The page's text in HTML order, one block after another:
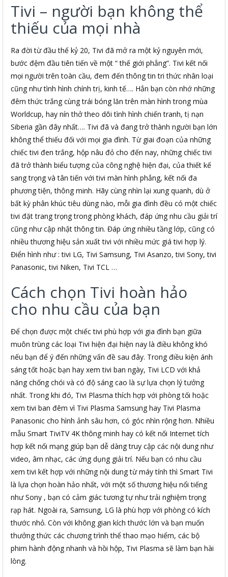
Tivi – người bạn không thể
thiếu của mọi nhà
Ra đời từ đầu thế kỷ 20, Tivi đã mở ra một kỷ nguyên mới,
bước đệm đầu tiên tiến về một “ thế giới phẳng”. Tivi kết nối
mọi người trên toàn cầu, đem đến thông tin tri thức nhân loại
cũng như tình hình chính trị, kinh tế…. Hẳn bạn còn nhớ những
đêm thức trắng cùng trái bóng lăn trên màn hình trong mùa
Worldcup, hay nín thở theo dõi tình hình chiến tranh, tị nạn
Siberia gần đây nhất…. Tivi đã và đang trở thành người bạn lớn
không thể thiếu đối với mọi gia đình. Từ giai đoạn của những
chiếc tivi đen trắng, hộp nâu đỏ cho đến nay, những chiếc tivi
đã trở thành biểu tượng của công nghệ hiện đại, của thiết kế
sang trọng và tân tiến với tivi màn hình phẳng, kết nối đa
phương tiện, thông minh. Hãy cùng nhìn lại xung quanh, dù ở
bất kỳ phân khúc tiêu dùng nào, mỗi gia đình đều có một chiếc
tivi đặt trang trọng trong phòng khách, đáp ứng nhu cầu giải trí
cũng như cập nhật thông tin. Đáp ứng nhiều tầng lớp, cũng có
nhiều thương hiệu sản xuất tivi với nhiều mức giá tivi hợp lý.
Điển hình như : tivi LG, Tivi Samsung, Tivi Asanzo, tivi Sony, tivi
Panasonic, tivi Niken, Tivi TCL …
Cách chọn Tivi hoàn hảo
cho nhu cầu của bạn
Để chọn được một chiếc tivi phù hợp với gia đình bạn giữa
muôn trùng các loại Tivi hiện đại hiện nay là điều không khó
nếu bạn để ý đến những vấn đề sau đây. Trong điều kiện ánh
sáng tốt hoặc bạn hay xem tivi ban ngày, Tivi LCD với khả
năng chống chói và có độ sáng cao là sự lựa chọn lý tưởng
nhất. Trong khi đó, Tivi Plasma thích hợp với phòng tối hoặc
xem tivi ban đêm vì Tivi Plasma Samsung hay Tivi Plasma
Panasonic cho hình ảnh sâu hơn, có góc nhìn rộng hơn. Nhiều
mẫu Smart TiviTV 4K thông minh hay có kết nối Internet tích
hợp kết nối mạng giúp bạn dễ dàng truy cập các nội dung như
video, âm nhạc, các ứng dụng giải trí. Nếu bạn có nhu cầu
xem tivi kết hợp với những nội dung từ máy tính thì Smart Tivi
là lựa chọn hoàn hảo nhất, với một số thương hiệu nổi tiếng
như Sony , bạn có cảm giác tương tự như trải nghiệm trọng
rạp hát. Ngoài ra, Samsung, LG là phù hợp với phòng có kích
thước nhỏ. Còn với không gian kích thước lớn và bạn muốn
thưởng thức các chương trình thể thao mạo hiểm, các bộ
phim hành động nhanh và hồi hộp, Tivi Plasma sẽ làm bạn hài
lòng.